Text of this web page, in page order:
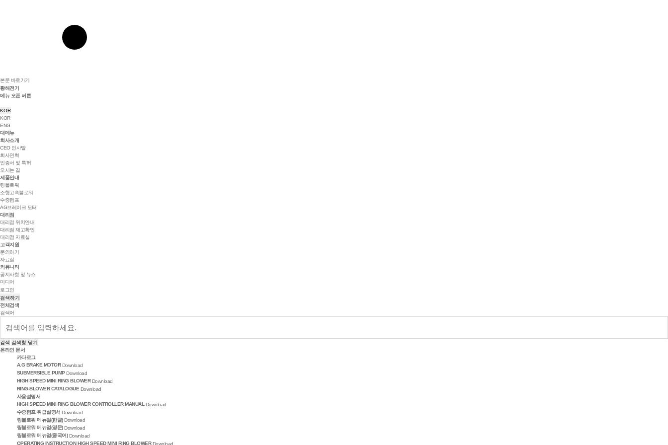
본문 바로가기
황해전기
메뉴 오픈 버튼
KOR
KOR
ENG
대메뉴
회사소개
CEO 인사말
회사연혁
인증서 및 특허
오시는 길
제품안내
링블로워
소형고속블로워
수중펌프
AG브레이크 모터
대리점
대리점 위치안내
대리점 재고확인
대리점 자료실
고객지원
문의하기
자료실
커뮤니티
공지사항 및 뉴스
미디어
로그인
검색하기
전체검색
검색어
검색 검색창 닫기
온라인 문서
카다로그
A.G BRAKE MOTOR Download
SUBMERSIBLE PUMP Download
HIGH SPEED MINI RING BLOWER Download
RING-BLOWER CATALOGUE Download
사용설명서
HIGH SPEED MINI RING BLOWER CONTROLLER MANUAL Download
수중펌프 취급설명서 Download
링블로워 메뉴얼(한글) Download
링블로워 메뉴얼(영문) Download
링블로워 메뉴얼(중국어) Download
OPERATING INSTRUCTION HIGH SPEED MINI RING BLOWER Download